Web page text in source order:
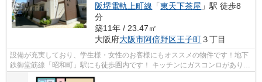
阪堺電軌上町線 「東天下茶屋 」駅 徒歩8
分
築11年 / 23.47㎡
大阪府大阪市阿倍野区王子町３丁目
設備が充実しており、学生様・女性のお客様にもオススメの物件です！地下
鉄御堂筋線「昭和町」駅にも徒歩圏内です！ キッチンにガスコンロがあり、
料理がしやすくしております。イン...